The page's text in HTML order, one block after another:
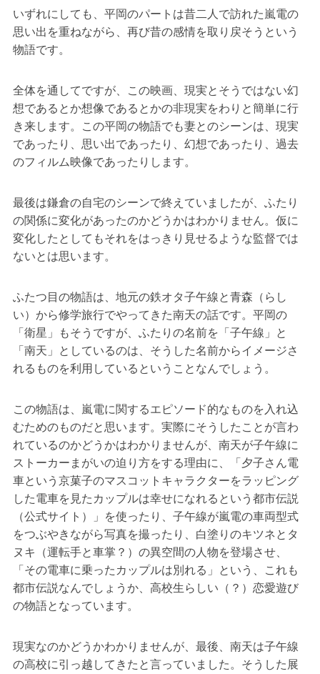
いずれにしても、平岡のパートは昔二人で訪れた嵐電の
思い出を重ねながら、再び昔の感情を取り戻そうという
物語です。
全体を通してですが、この映画、現実とそうではない幻
想であるとか想像であるとかの非現実をわりと簡単に行
き来します。この平岡の物語でも妻とのシーンは、現実
であったり、思い出であったり、幻想であったり、過去
のフィルム映像であったりします。
最後は鎌倉の自宅のシーンで終えていましたが、ふたり
の関係に変化があったのかどうかはわかりません。仮に
変化したとしてもそれをはっきり見せるような監督では
ないとは思います。
ふたつ目の物語は、地元の鉄オタ子午線と青森（らし
い）から修学旅行でやってきた南天の話です。平岡の
「衛星」もそうですが、ふたりの名前を「子午線」と
「南天」としているのは、そうした名前からイメージさ
れるものを利用しているということなんでしょう。
この物語は、嵐電に関するエピソード的なものを入れ込
むためのものだと思います。実際にそうしたことが言わ
れているのかどうかはわかりませんが、南天が子午線に
ストーカーまがいの迫り方をする理由に、「夕子さん電
車という京菓子のマスコットキャラクターをラッピング
した電車を見たカップルは幸せになれるという都市伝説
（公式サイト）」を使ったり、子午線が嵐電の車両型式
をつぶやきながら写真を撮ったり、白塗りのキツネとタ
ヌキ（運転手と車掌？）の異空間の人物を登場させ、
「その電車に乗ったカップルは別れる」という、これも
都市伝説なんでしょうか、高校生らしい（？）恋愛遊び
の物語となっています。
現実なのかどうかわかりませんが、最後、南天は子午線
の高校に引っ越してきたと言っていました。そうした展